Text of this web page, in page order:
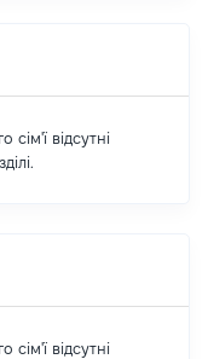
відсутні
відсутні